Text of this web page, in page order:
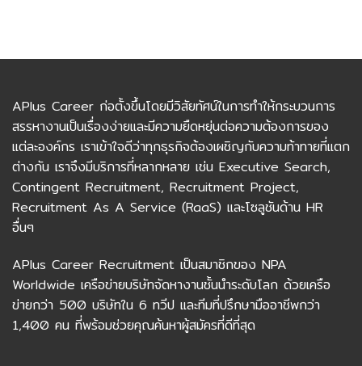
APlus Career ก่อตั้งขึ้นโดยมีวิสัยทัศน์ในการทำให้กระบวนการ
สรรหางานเป็นเรื่องง่ายและมีความยืดหยุ่นต่อความต้องการของ
แต่ละองค์กร เราเข้าใจดีว่าทุกธุรกิจต้องเผชิญกับความท้าทายที่แตก
ต่างกัน เราจึงมีบริการที่หลากหลาย เช่น Executive Search,
Contingent Recruitment, Recruitment Project,
Recruitment As A Service (RaaS) และโซลูชันด้าน HR
อื่นๆ
APlus Career Recruitment เป็นสมาชิกของ NPA
Worldwide เครือข่ายบริษัทจัดหางานชั้นนำระดับโลก ด้วยเครือ
ข่ายกว่า 500 บริษัทใน 6 ทวีป และทีมที่ปรึกษามืออาชีพกว่า
1,400 คน ที่พร้อมช่วยคุณค้นหาผู้สมัครที่ดีที่สุด